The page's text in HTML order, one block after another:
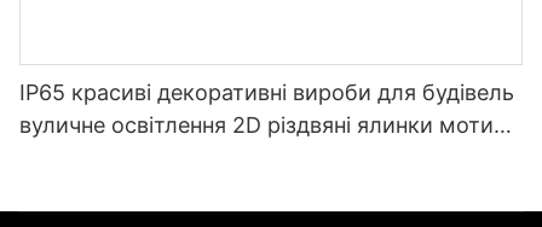
IP65 красиві декоративні вироби для будівель
вуличне освітлення 2D різдвяні ялинки мотив